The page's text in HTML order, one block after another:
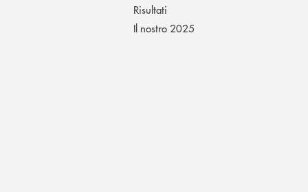
Risultati
Il nostro 2025